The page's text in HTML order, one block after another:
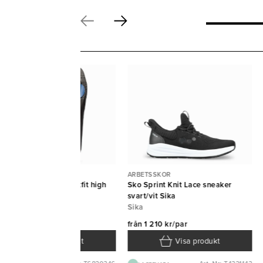
Ultimate footfit high
Visa produkt
ARBETSSKOR
Sko Sprint Knit Lace sneaker
svart/vit Sika
Sika
från1 210 kr/par
Visa produkt